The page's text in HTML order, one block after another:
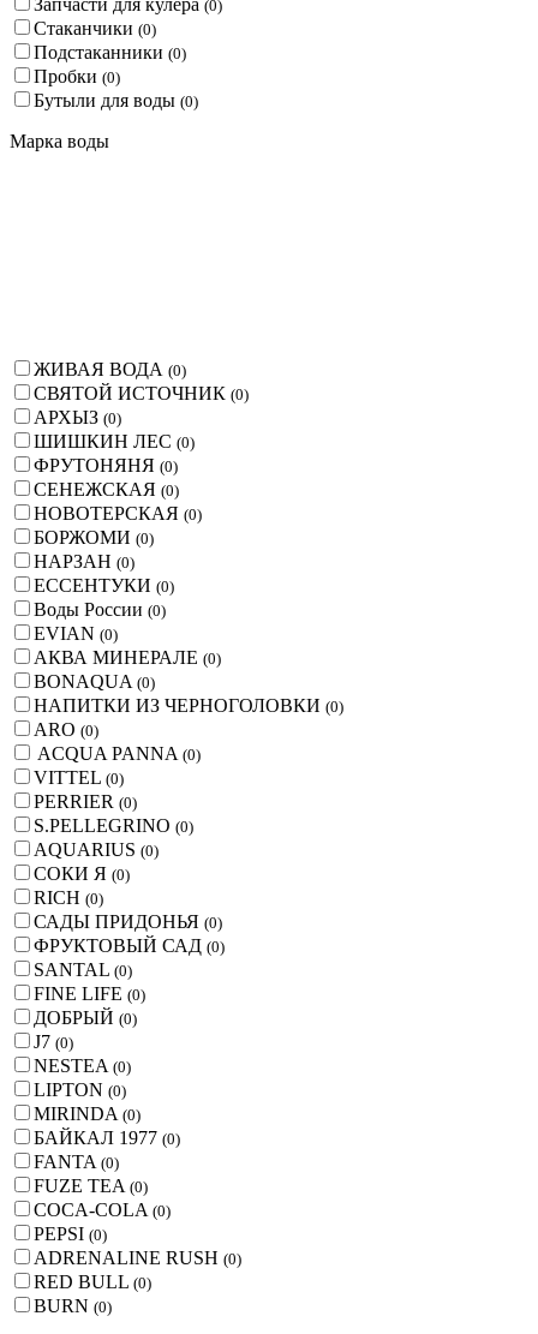
(0)
Стаканчики (0)
Подстаканники (0)
Пробки (0)
Бутыли для воды (0)
Марка воды
ЖИВАЯ ВОДА (0)
СВЯТОЙ ИСТОЧНИК (0)
АРХЫЗ (0)
ШИШКИН ЛЕС (0)
ФРУТОНЯНЯ (0)
СЕНЕЖСКАЯ (0)
НОВОТЕРСКАЯ (0)
БОРЖОМИ (0)
НАРЗАН (0)
ЕССЕНТУКИ (0)
Воды России (0)
EVIAN (0)
АКВА МИНЕРАЛЕ (0)
BONAQUA (0)
НАПИТКИ ИЗ ЧЕРНОГОЛОВКИ (0)
ARO (0)
ACQUA PANNA (0)
VITTEL (0)
PERRIER (0)
S.PELLEGRINO (0)
AQUARIUS (0)
СОКИ Я (0)
RICH (0)
САДЫ ПРИДОНЬЯ (0)
ФРУКТОВЫЙ САД (0)
SANTAL (0)
FINE LIFE (0)
ДОБРЫЙ (0)
J7 (0)
NESTEA (0)
LIPTON (0)
MIRINDA (0)
БАЙКАЛ 1977 (0)
FANTA (0)
FUZE TEA (0)
COCA-COLA (0)
PEPSI (0)
ADRENALINE RUSH (0)
RED BULL (0)
BURN (0)